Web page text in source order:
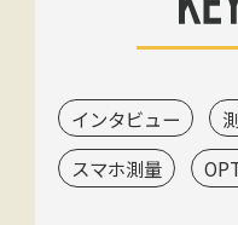
インタビュー
スマホ測量